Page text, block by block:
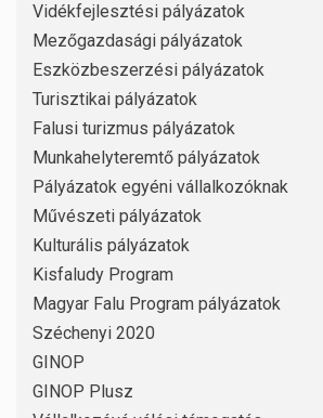
Vidékfejlesztési pályázatok
Mezőgazdasági pályázatok
Eszközbeszerzési pályázatok
Turisztikai pályázatok
Falusi turizmus pályázatok
Munkahelyteremtő pályázatok
Pályázatok egyéni vállalkozóknak
Művészeti pályázatok
Kulturális pályázatok
Kisfaludy Program
Magyar Falu Program pályázatok
Széchenyi 2020
GINOP
GINOP Plusz